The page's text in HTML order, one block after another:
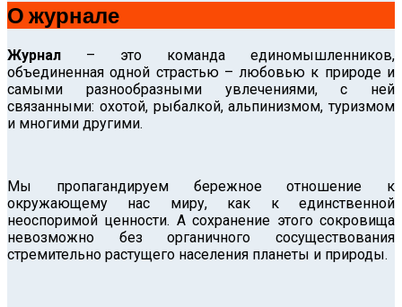
О журнале
Журнал – это команда единомышленников,
объединенная одной страстью – любовью к природе и
самыми разнообразными увлечениями, с ней
связанными: охотой, рыбалкой, альпинизмом, туризмом
и многими другими.
Мы пропагандируем бережное отношение к
окружающему нас миру, как к единственной
неоспоримой ценности. А сохранение этого сокровища
невозможно без органичного сосуществования
стремительно растущего населения планеты и природы.